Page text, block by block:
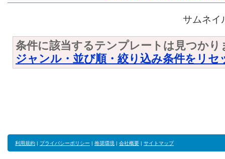
サムネイ
条件に該当するテンプレートは見つかり
ジャンル・並び順・絞り込み条件をリセ
利用規約 | プライバシーポリシー | 推奨環境 | 会社概要 | サイトマップ